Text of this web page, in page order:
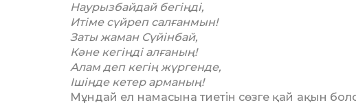
Наурызбайдай бегіңді,
Итіме сүйреп салғанмын!
Заты жаман Сүйінбай,
Кәне кегіңді алғаның!
Алам деп кегің жүргенде,
Ішіңде кетер арманың!
Мұндай ел намасына тиетін сөз­ге қай ақын